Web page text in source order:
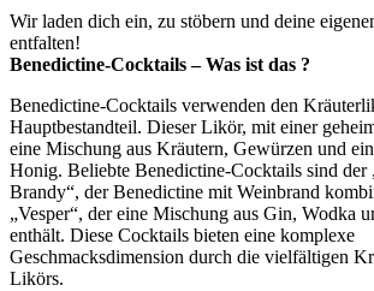
Wir laden dich ein, zu stöbern und deine
entfalten!
Benedictine-Cocktails – Was ist das ?
Benedictine-Cocktails verwenden den
Hauptbestandteil. Dieser Likör, mit einer
eine Mischung aus Kräutern, Gewürzen und
Honig. Beliebte Benedictine-Cocktails sind der
Brandy“, der Benedictine mit Weinbrand
„Vesper“, der eine Mischung aus Gin, Wodka
enthält. Diese Cocktails bieten eine komplexe
Geschmacksdimension durch die vielfältigen
Likörs.